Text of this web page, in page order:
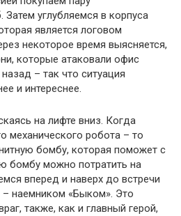
углубляемся в корпуса
является логовом
некоторое время выясняется,
которые атаковали офис
– так что ситуация
и интереснее.
на лифте вниз. Когда
механического робота – то
бомбу, которая поможет с
бомбу можно потратить на
вперед и наверх до встречи
наемником «Быком». Это
также, как и главный герой,